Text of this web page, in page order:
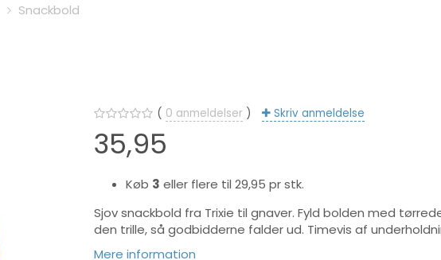
Snackbold
0 anmeldelser Skriv anmeldelse
35,95
Køb 3 eller flere til29,95pr stk.
Sjov snackbold fra Trixie til gnaver. Fyld bolden med
den trille, så godbidderne falder ud. Timevis af
Mere information